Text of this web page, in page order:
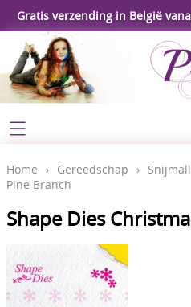
Gratis verzending in België
Webshop
Koopjeshoek
Workshop
Gereedschap
Lijm - Tape - Magneten
Home
Contact
Video's
Home › Gereedschap ›
Pine Branch
Shape Dies